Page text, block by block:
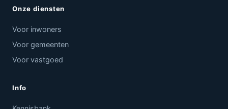
Onze diensten
Voor inwoners
Voor gemeenten
Voor vastgoed
Info